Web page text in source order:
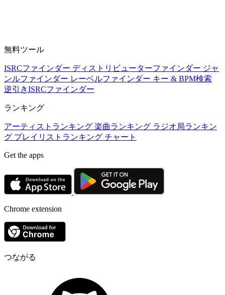
無料ツール
ISRCファインダー ディストリビューターファインダー ジャ
ンルファインダー レーベルファインダー キー & BPM検索
逆引きISRCファインダー
ランキング
アーティストランキング 楽曲ランキング ラジオ局ランキン
グ プレイリストランキング チャート
Get the apps
Chrome extension
つながる